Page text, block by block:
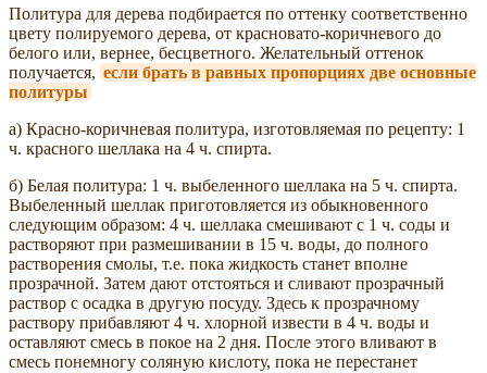
Политура для дерева подбирается по оттенку соответственно
цвету полируемого дерева, от красновато-коричневого до
белого или, вернее, бесцветного. Желательный оттенок
получается, если брать в равных пропорциях две основные
политуры
а) Красно-коричневая политура, изготовляемая по рецепту: 1
ч. красного шеллака на 4 ч. спирта.
б) Белая политура: 1 ч. выбеленного шеллака на 5 ч. спирта.
Выбеленный шеллак приготовляется из обыкновенного
следующим образом: 4 ч. шеллака смешивают с 1 ч. соды и
растворяют при размешивании в 15 ч. воды, до полного
растворения смолы, т.е. пока жидкость станет вполне
прозрачной. Затем дают отстояться и сливают прозрачный
раствор с осадка в другую посуду. Здесь к прозрачному
раствору прибавляют 4 ч. хлорной извести в 4 ч. воды и
оставляют смесь в покое на 2 дня. После этого вливают в
смесь понемногу соляную кислоту, пока не перестанет